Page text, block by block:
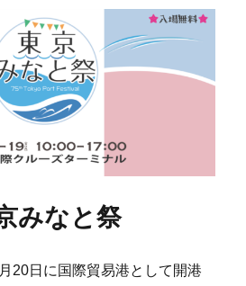
みなと祭
20日に国際貿易港として開港